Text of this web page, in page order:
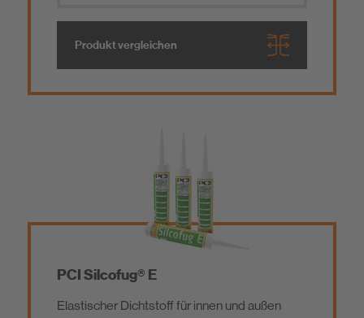
Produkt vergleichen
PCI Silcofug® E
Elastischer Dichtstoff für innen und außen